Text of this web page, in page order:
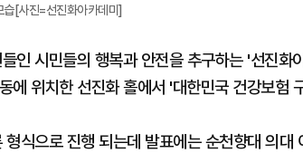
습[사진=선진화아카데미]
인 시민들의 행복과 안전을 추구하는 '선진
에 위치한 선진화 홀에서 '대한민국 건강보험
식으로 진행 되는데 발표에는 순천향대 의대